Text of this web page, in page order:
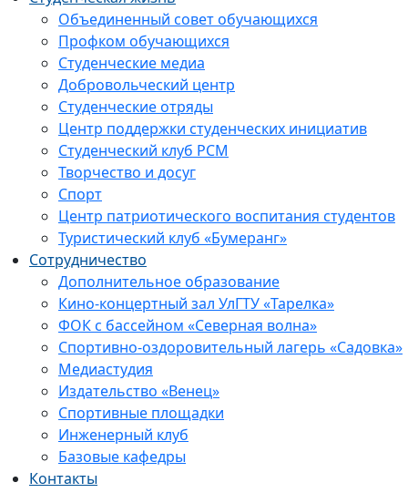
Объединенный совет обучающихся
Профком обучающихся
Студенческие медиа
Добровольческий центр
Студенческие отряды
Центр поддержки студенческих инициатив
Студенческий клуб РСМ
Творчество и досуг
Спорт
Центр патриотического воспитания студентов
Туристический клуб «Бумеранг»
Сотрудничество
Дополнительное образование
Кино-концертный зал УлГТУ «Тарелка»
ФОК с бассейном «Северная волна»
Спортивно-оздоровительный лагерь «Садовка»
Медиастудия
Издательство «Венец»
Спортивные площадки
Инженерный клуб
Базовые кафедры
Контакты